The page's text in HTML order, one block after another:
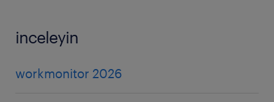
inceleyin
workmonitor 2026